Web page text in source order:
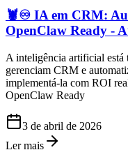
🦞♾️ IA em CRM:
OpenClaw Ready -
A inteligência artificial está
gerenciam CRM e
implementá-la com ROI
OpenClaw Ready
3 de abril de 2026
Ler mais